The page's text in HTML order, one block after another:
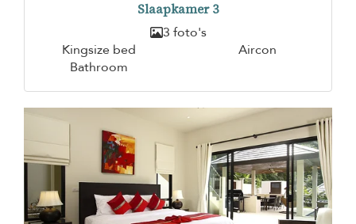
Slaapkamer 3
3 foto's
Kingsize bed
Aircon
Bathroom